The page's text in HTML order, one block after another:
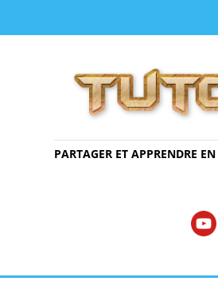
PARTAGER ET APPRENDRE